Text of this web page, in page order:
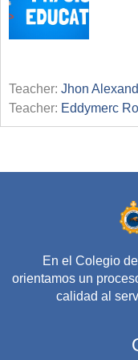
Teacher: Jhon
Teacher: Eddymerc
En el Colegio
orientamos un
calidad al